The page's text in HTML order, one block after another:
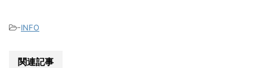
-INFO
関連記事